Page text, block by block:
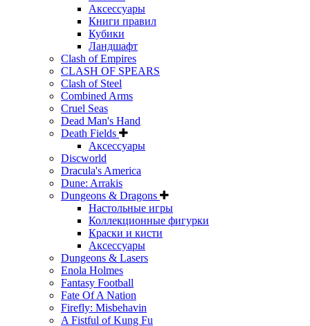
Аксессуары
Книги правил
Кубики
Ландшафт
Clash of Empires
CLASH OF SPEARS
Clash of Steel
Combined Arms
Cruel Seas
Dead Man's Hand
Death Fields
Аксессуары
Discworld
Dracula's America
Dune: Arrakis
Dungeons & Dragons
Настольные игры
Коллекционные фигурки
Краски и кисти
Аксессуары
Dungeons & Lasers
Enola Holmes
Fantasy Football
Fate Of A Nation
Firefly: Misbehavin
A Fistful of Kung Fu